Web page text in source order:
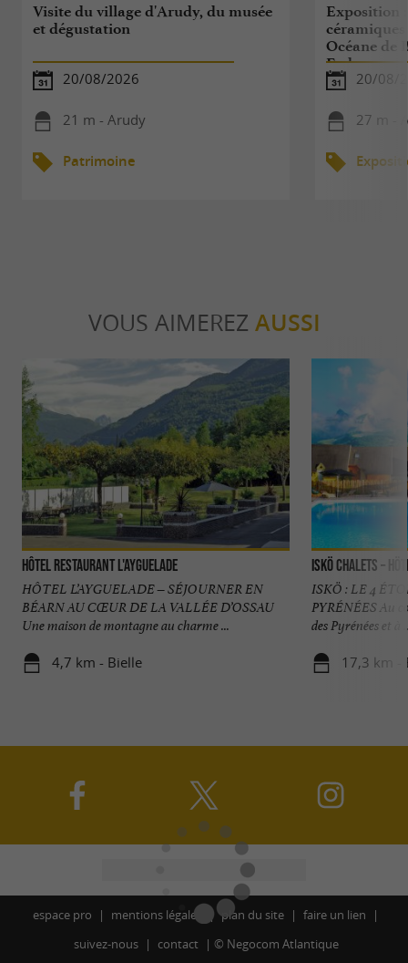
Visite du village d'Arudy, du musée
et dégustation
20/08/2026
21 m - Arudy
Patrimoine
Exposition
Océane de
Eeden
20/08/
27 m -
VOUS AIMEREZ AUSSI
Hôtel Restaurant L'Ayguelade
HÔTEL L’AYGUELADE – SÉJOURNER EN
BÉARN AU CŒUR DE LA VALLÉE D’OSSAU
Une maison de montagne au charme ...
4,7 km - Bielle
ISKÖ Chalets –
ISKÖ : LE 4
PYRÉNÉES Au
des Pyrénées et à
17,3 km -
espace pro mentions légales plan du site
faire un lien
suivez-nous
contact © Negocom Atlantique